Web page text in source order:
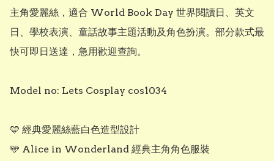
主角愛麗絲，適合 World Book Day 世界閱讀日、英文
日、學校表演、童話故事主題活動及角色扮演。部分款式最
快可即日送達，急用歡迎查詢。
Model no: Lets Cosplay cos1034
🩵 經典愛麗絲藍白色造型設計
🩵 Alice in Wonderland 經典主角角色服裝